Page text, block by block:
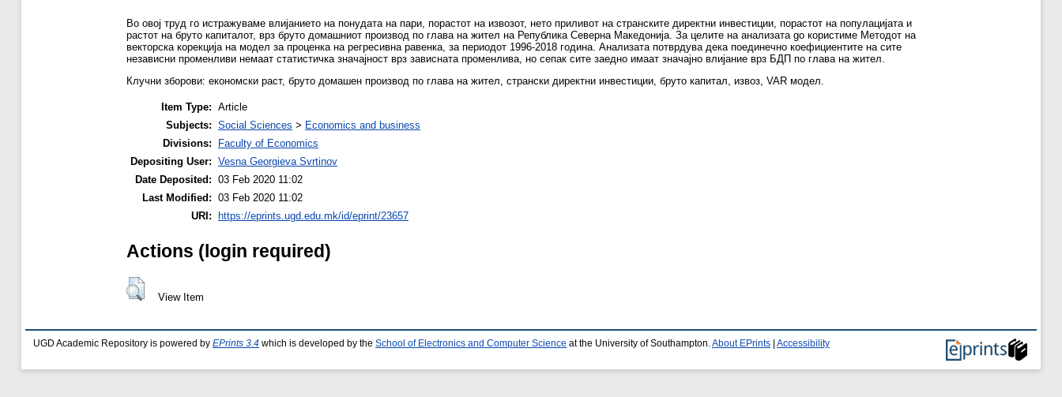
Во овој труд го истражуваме влијанието на понудата на пари, порастот на извозот, нето приливот на странските директни инвестиции, порастот на популацијата и
растот на бруто капиталот, врз бруто домашниот производ по глава на жител на Република Северна Македонија. За целите на анализата go користиме Mетодот на
векторска корекција на модел за проценка на регресивна равенка, за периодот 1996-2018 година. Aнализата потврдува дека поединечно коефициентите на сите
независни променливи немаат статистичка значајност врз зависната променлива, но сепак сите заедно имаат значајно влијание врз БДП по глава на жител.
Клучни зборови: економски раст, бруто домашен производ по глава на жител, странски директни инвестиции, бруто капитал, извоз, VAR модел.
Item Type: Article
Subjects: Social Sciences > Economics and business
Divisions:
Faculty of Economics
Depositing User: Vesna Georgieva Svrtinov
Date Deposited: 03 Feb 2020 11:02
Last Modified: 03 Feb 2020 11:02
URI:
https://eprints.ugd.edu.mk/id/eprint/23657
Actions (login required)
View Item
UGD Academic Repository is powered by EPrints 3.4 which is developed by the School of Electronics and Computer Science at the University of Southampton. About EPrints Accessibility